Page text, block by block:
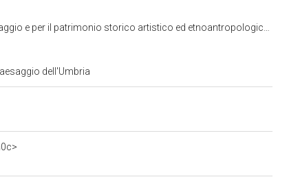
il patrimonio storico artistico ed etnoantropologico dell'Umbria
dell'Umbria